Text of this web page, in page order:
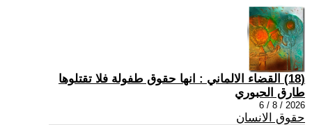
(18) القضاء الالماني : انها حقوق طفولة فلا تقتلوها
طارق الحبوري
2026 / 8 / 6
حقوق الانسان